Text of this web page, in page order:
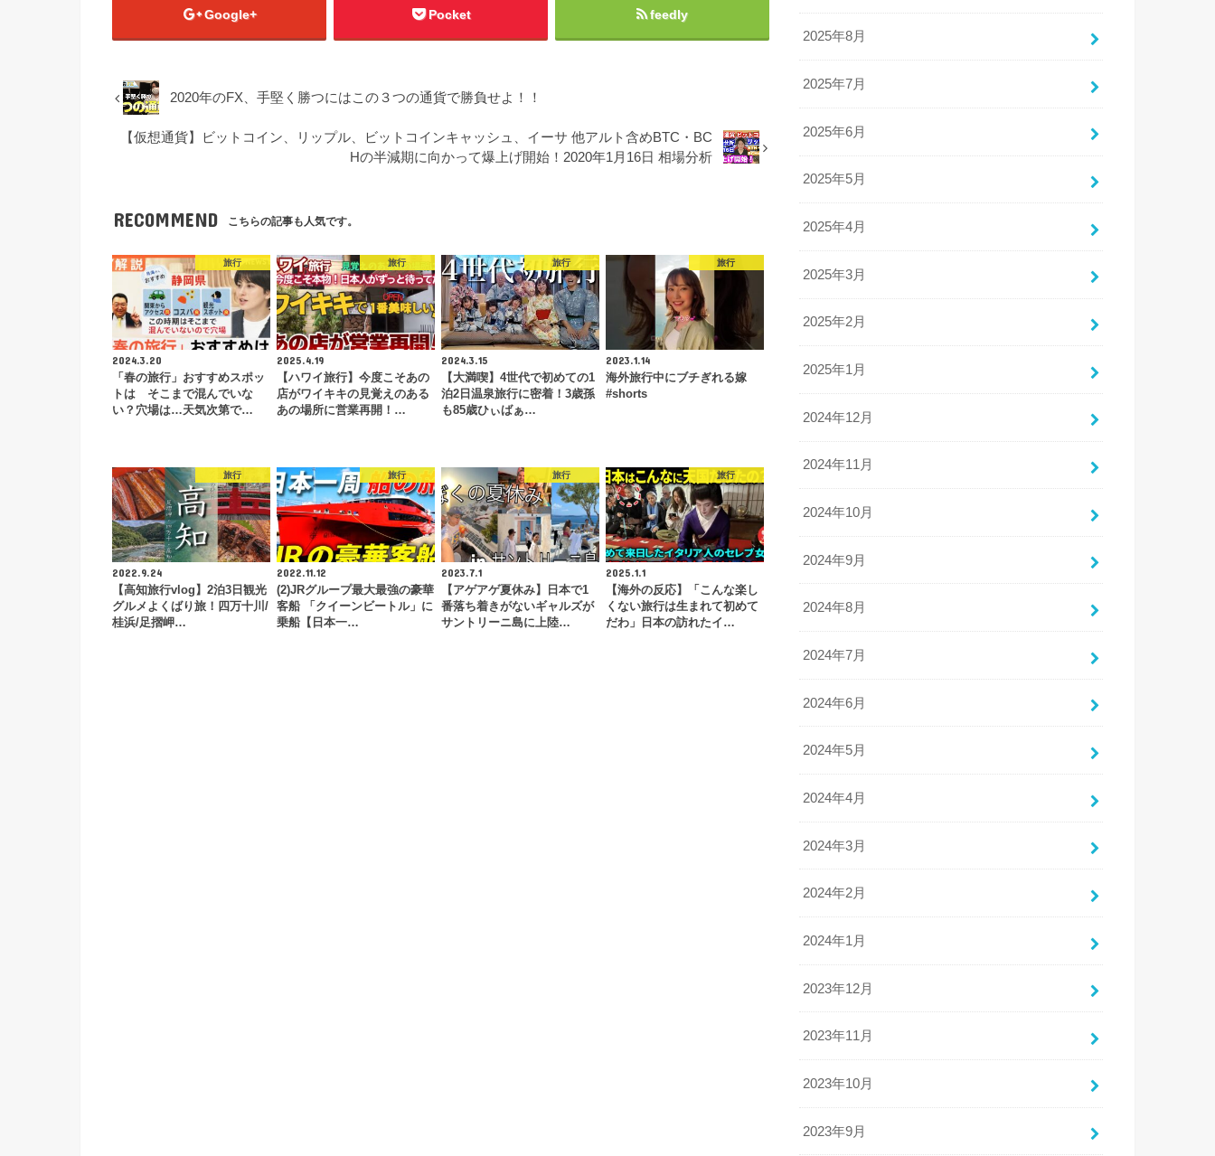
Google+ Pocket feedly
2020年のFX、手堅く勝つにはこの３つの通貨で勝負せよ！！
【仮想通貨】ビットコイン、リップル、ビットコインキャッシュ、イーサ 他アルト含めBTC・BC
Hの半減期に向かって爆上げ開始！2020年1月16日 相場分析
RECOMMEND こちらの記事も人気です。
旅行
2024.3.20
「春の旅行」おすすめスポッ
トは そこまで混んでいな
い？穴場は…天気次第で…
旅行
2025.4.19
【ハワイ旅行】今度こそあの
店がワイキキの見覚えのある
あの場所に営業再開！…
旅行
2024.3.15
【大満喫】4世代で初めての1
泊2日温泉旅行に密着！3歳孫
も85歳ひぃばぁ…
旅行
2023.1.14
海外旅行中にブチぎれる嫁
#shorts
旅行
2022.9.24
【高知旅行vlog】2泊3日観光
グルメよくばり旅！四万十川/
桂浜/足摺岬…
旅行
2022.11.12
(2)JRグループ最大最強の豪華
客船 「クイーンビートル」に
乗船【日本一…
旅行
2023.7.1
【アゲアゲ夏休み】日本で1
番落ち着きがないギャルズが
サントリーニ島に上陸…
旅行
2025.1.1
【海外の反応】「こんな楽し
くない旅行は生まれて初めて
だわ」日本の訪れたイ…
2025年8月
2025年7月
2025年6月
2025年5月
2025年4月
2025年3月
2025年2月
2025年1月
2024年12月
2024年11月
2024年10月
2024年9月
2024年8月
2024年7月
2024年6月
2024年5月
2024年4月
2024年3月
2024年2月
2024年1月
2023年12月
2023年11月
2023年10月
2023年9月